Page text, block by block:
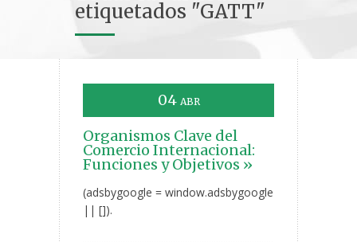
etiquetados "GATT"
04 ABR
Organismos Clave del
Comercio Internacional:
Funciones y Objetivos »
(adsbygoogle = window.adsbygoogle
|| []).